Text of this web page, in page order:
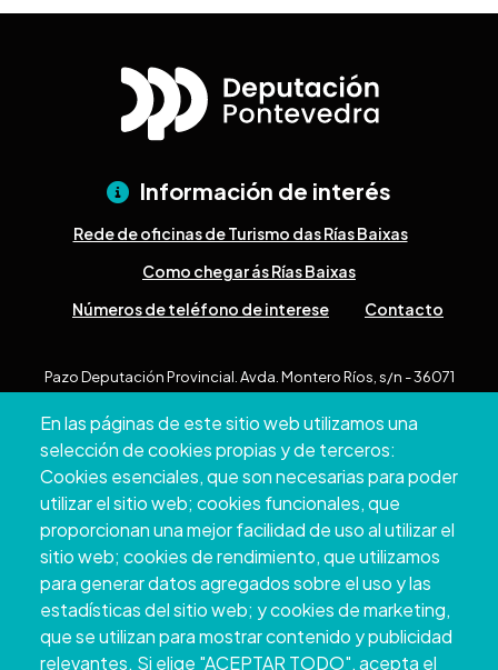
En las páginas de este sitio web utilizamos una
selección de cookies propias y de terceros:
Cookies esenciales, que son necesarias para poder
utilizar el sitio web; cookies funcionales, que
proporcionan una mejor facilidad de uso al utilizar el
sitio web; cookies de rendimiento, que utilizamos
para generar datos agregados sobre el uso y las
estadísticas del sitio web; y cookies de marketing,
que se utilizan para mostrar contenido y publicidad
relevantes. Si elige "ACEPTAR TODO", acepta el
Información de interés
Rede de oficinas de Turismo das Rías Baixas
Como chegar ás Rías Baixas
Números de teléfono de interese
Contacto
Pazo Deputación Provincial. Avda. Montero Ríos, s/n - 36071
+34 986 804 100 | +34 986 804 124